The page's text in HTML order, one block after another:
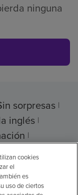
ninguna
sorpresas
inglés
cookies
el
es
uso de ciertos